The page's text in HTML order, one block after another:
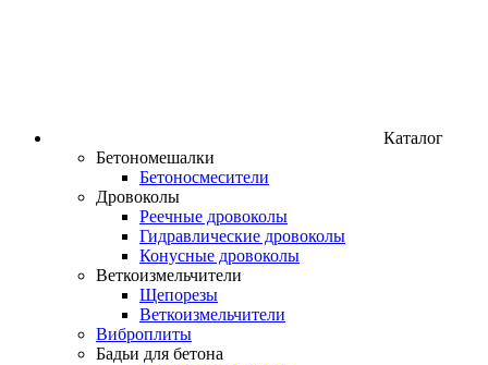
Каталог
Бетономешалки
Бетоносмесители
Дровоколы
Реечные дровоколы
Гидравлические дровоколы
Конусные дровоколы
Веткоизмельчители
Щепорезы
Веткоизмельчители
Виброплиты
Бадьи для бетона